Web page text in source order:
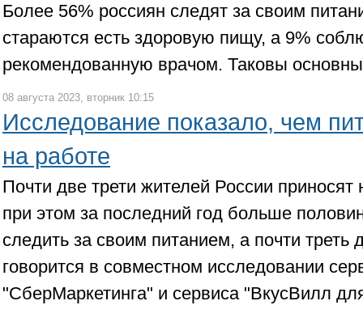
Более 56% россиян следят за своим
стараются есть здоровую пищу, а 9%
рекомендованную врачом. Таковы
08 августа 2023, вторник 10:15
Исследование показало, чем
на работе
Почти две трети жителей России
при этом за последний год больше
следить за своим питанием, а почти
говорится в совместном исследовании
"СберМаркетинга" и сервиса "ВкусВилл